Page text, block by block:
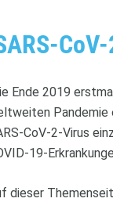
Ende 2019
Pandemie
CoV-2-Virus
19-
dieser